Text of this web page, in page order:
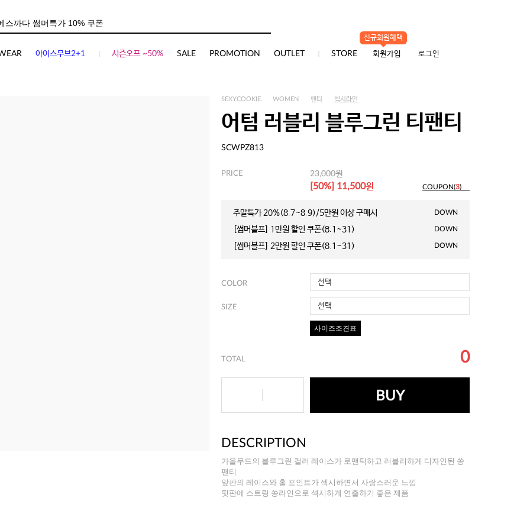
아이스무브2+1 시즌오프 ~50% SALE PROMOTION OUTLET STORE
신규회원혜택
회원가입 로그인
SEXYCOOKIE. WOMEN 팬티 섹시라인
어텀 러블리 블루그린 티팬티
SCWPZ813
PRICE 23,000원
[50%] 11,500원 COUPON(3)
주말특가 20%(8.7~8.9)/5만원 이상 구매시 DOWN
[썸머블프] 1만원 할인 쿠폰(8.1~31) DOWN
[썸머블프] 2만원 할인 쿠폰(8.1~31) DOWN
COLOR 선택
SIZE 선택
사이즈조견표
TOTAL 0
BUY
DESCRIPTION
가을무드의 블루그린 컬러 레이스가 로맨틱하고 러블리하게 디자인된 쏭
팬티
앞판의 레이스와 홀 포인트가 섹시하면서 사랑스러운 느낌
뒷판에 스트링 쏭라인으로 섹시하게 연출하기 좋은 제품